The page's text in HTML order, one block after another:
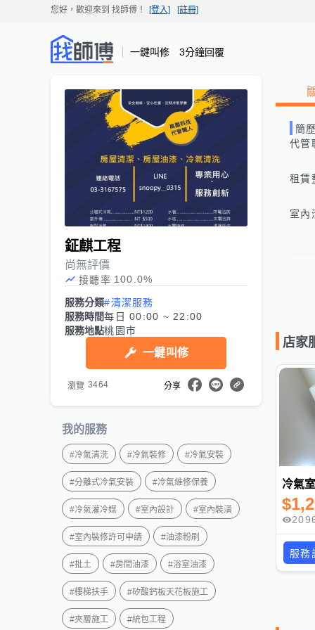
您好，歡迎來到 找師傅 ！ [登入] [註冊]
一鍵叫修 3分鐘回覆
鉦麒工程
尚無評價
接聽率 100.0%
服務分類#清潔服務
服務時間每日 00:00 ~ 22:00
服務地點桃園市
一鍵叫修
瀏覽 3464 分享
我的服務
#冷氣清洗 #冷氣裝修 #冷氣安裝
#分離式冷氣安裝 #冷氣維修保養
#冷氣灌冷媒 #室內設計 #室內裝潢
#室內裝修許可申請 #油漆粉刷
#批土 #房間油漆 #浴室油漆
#樓梯扶手 #矽酸鈣板天花板施工
#夾層施工 #統包工程
簡歷
代管
租賃
店家
冷氣
$
服務